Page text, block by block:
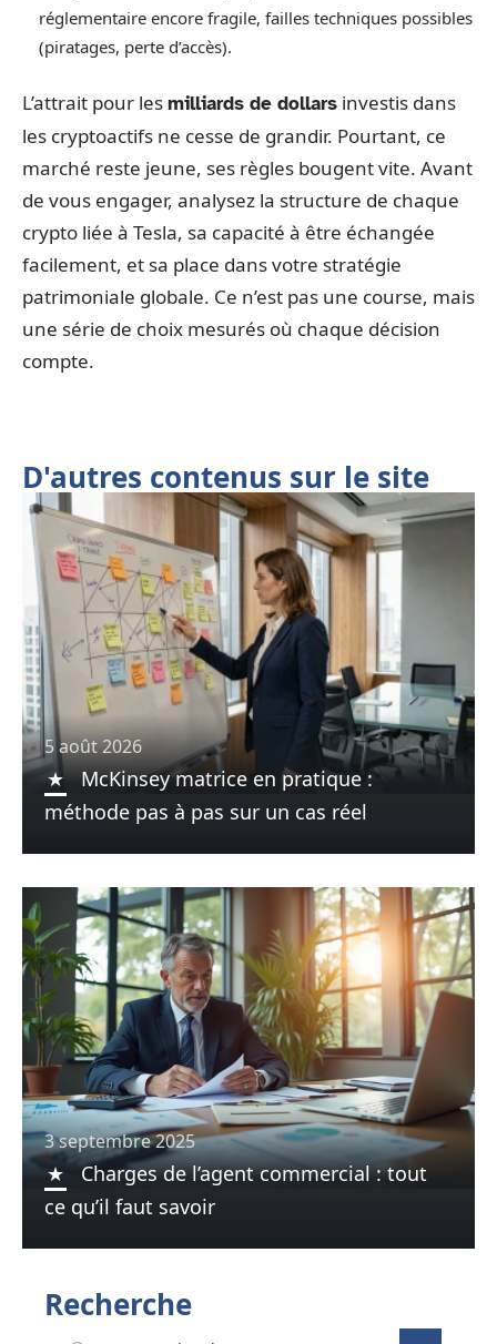
réglementaire encore fragile, failles techniques possibles
(piratages, perte d’accès).
L’attrait pour lesmilliards de dollars investis dans
les cryptoactifs ne cesse de grandir. Pourtant, ce
marché reste jeune, ses règles bougent vite. Avant
de vous engager, analysez la structure de chaque
crypto liée à Tesla, sa capacité à être échangée
facilement, et sa place dans votre stratégie
patrimoniale globale. Ce n’est pas une course, mais
une série de choix mesurés où chaque décision
compte.
D'autres contenus sur le site
5 août 2026
McKinsey matrice en pratique :
méthode pas à pas sur un cas réel
3 septembre 2025
Charges de l’agent commercial : tout
ce qu’il faut savoir
Recherche